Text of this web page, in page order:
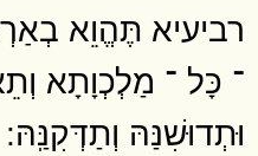
רביעיא תֶּהֱוֵא
־ כָּל ־ מַלְכְוָתָא
וּתְדוּשִׁנַּהּ וְתַדְּקִנַּֽהּ ׃